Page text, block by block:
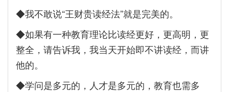
◆我不敢说“王财贵读经法”就是完美的。
◆如果有一种教育理论比读经更好，更高明，更
整全，请告诉我，我当天开始即不讲读经，而讲
他的。
◆学问是多元的，人才是多元的，教育也需多